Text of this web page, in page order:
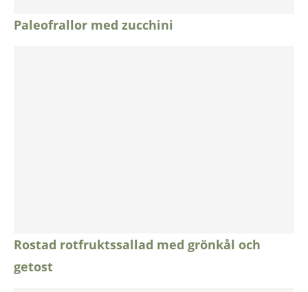
Paleofrallor med zucchini
Rostad rotfruktssallad med grönkål och
getost